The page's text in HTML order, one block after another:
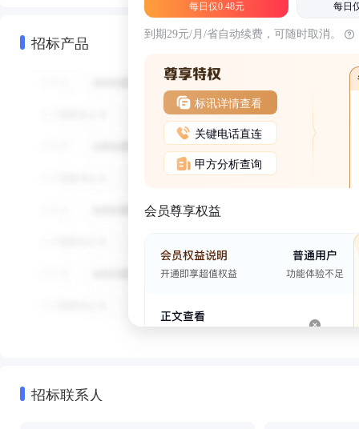
招标产品
每日仅0.48元 每日
到期29元/月/省自动续费，可随时取消。
标讯详情查看
关键电话直连
甲方分析查询
会员尊享权益
招标联系人